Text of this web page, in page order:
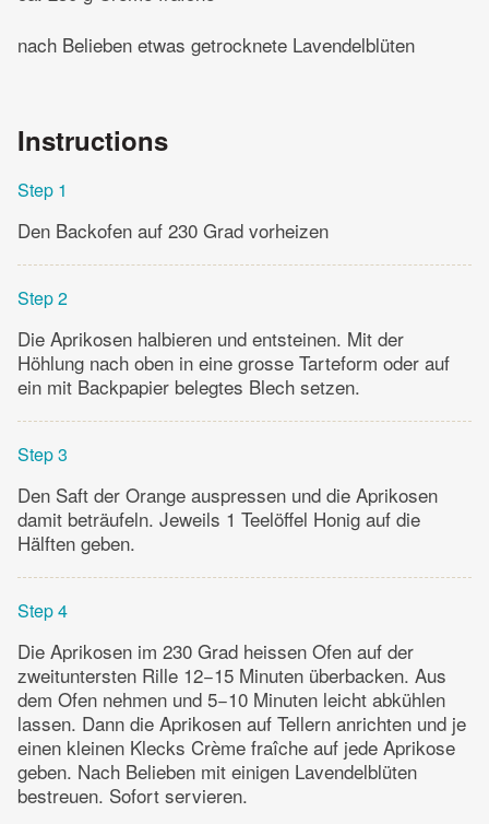
nach Belieben etwas getrocknete Lavendelblüten
Instructions
Step 1
Den Backofen auf 230 Grad vorheizen
Step 2
Die Aprikosen halbieren und entsteinen. Mit der
Höhlung nach oben in eine grosse Tarteform oder auf
ein mit Backpapier belegtes Blech setzen.
Step 3
Den Saft der Orange auspressen und die Aprikosen
damit beträufeln. Jeweils 1 Teelöffel Honig auf die
Hälften geben.
Step 4
Die Aprikosen im 230 Grad heissen Ofen auf der
zweituntersten Rille 12−15 Minuten überbacken. Aus
dem Ofen nehmen und 5−10 Minuten leicht abkühlen
lassen. Dann die Aprikosen auf Tellern anrichten und je
einen kleinen Klecks Crème fraîche auf jede Aprikose
geben. Nach Belieben mit einigen Lavendelblüten
bestreuen. Sofort servieren.